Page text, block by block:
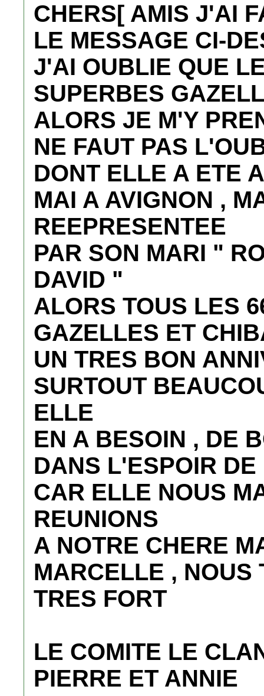
CHERS[ AMIS J'AI
LE MESSAGE CI-
J'AI OUBLIE QUE
SUPERBES
ALORS JE M'Y
NE FAUT PAS
DONT ELLE A ETE
MAI A AVIGNON ,
REEPRESENTEE
PAR SON MARI "
DAVID "
ALORS TOUS LES
GAZELLES ET
UN TRES BON
SURTOUT
ELLE
EN A BESOIN , DE
DANS L'ESPOIR
CAR ELLE NOUS
REUNIONS
A NOTRE CHERE
MARCELLE , NOUS
TRES FORT
LE COMITE LE
PIERRE ET ANNIE